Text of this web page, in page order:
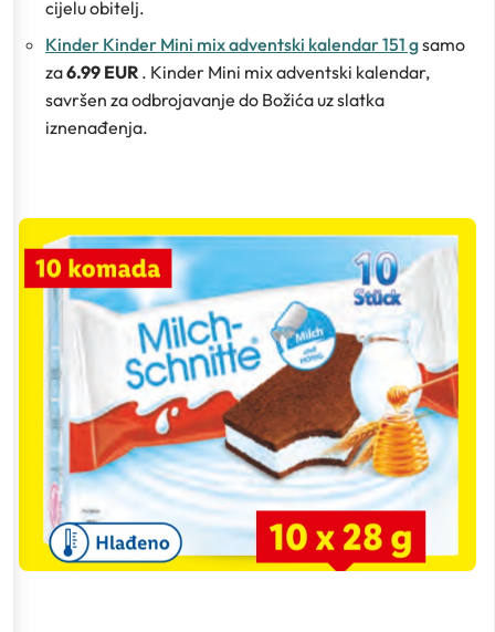
cijelu obitelj.
Kinder Kinder Mini mix adventski kalendar 151 gsamo
za6.99 EUR . Kinder Mini mix adventski kalendar,
savršen za odbrojavanje do Božića uz slatka
iznenađenja.